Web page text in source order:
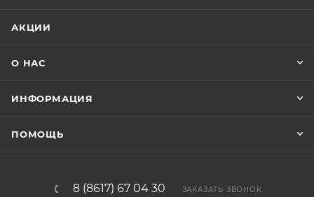
АКЦИИ
О НАС
ИНФОРМАЦИЯ
ПОМОЩЬ
8 (8617) 67 04 30 ЗАКАЗАТЬ ЗВОНОК